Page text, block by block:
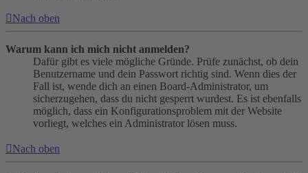
Nach oben
Warum kann ich mich nicht anmelden?
Dafür gibt es viele mögliche Gründe. Prüfe zunächst, ob dein
Benutzername und dein Passwort richtig sind. Wenn dies der
Fall ist, wende dich an einen Board-Administrator, um
sicherzugehen, dass du nicht gesperrt wurdest. Es ist ebenfalls
möglich, dass ein Konfigurationsproblem mit der Website
vorliegt, welches ein Administrator lösen muss.
Nach oben